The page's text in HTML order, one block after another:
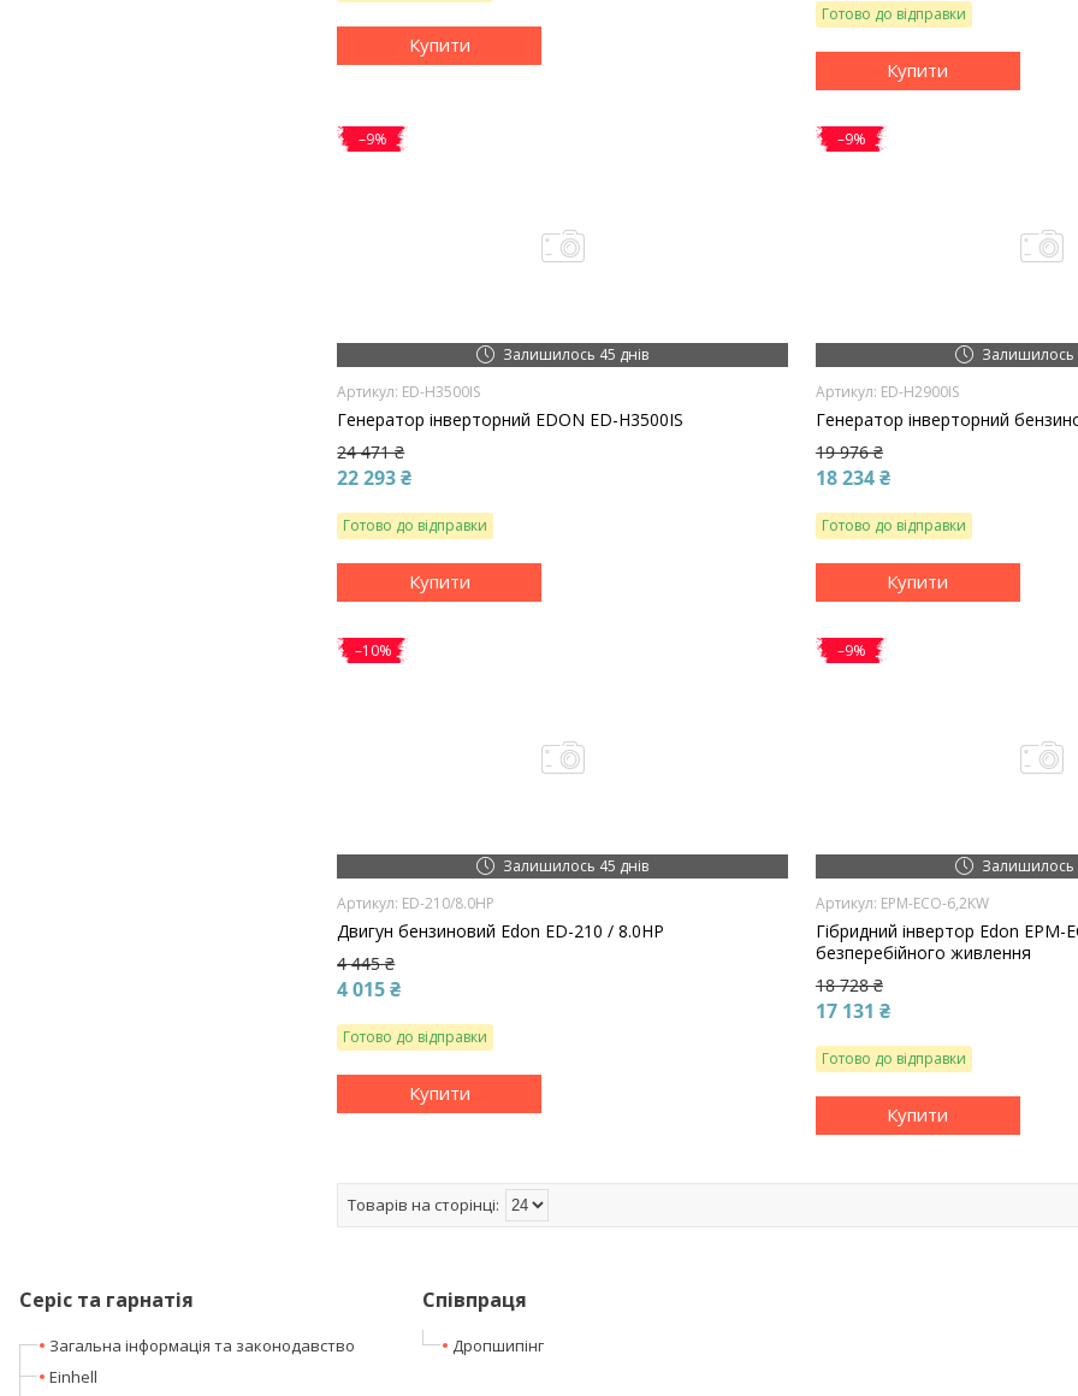
Купити
Готово до відправки
Купити
–9%
Залишилось 45 днів
ED-H3500IS
Генератор інверторний EDON ED-H3500IS
24 471 ₴
22 293 ₴
Готово до відправки
Купити
–9%
Залишилось
ED-H2900IS
Генератор інверторний
19 976 ₴
18 234 ₴
Готово до відправки
Купити
–10%
Залишилось 45 днів
ED-210/8.0HP
Двигун бензиновий Edon ED-210 / 8.0HP
4 445 ₴
4 015 ₴
Готово до відправки
Купити
–9%
Залишилось
EPM-ECO-6,2KW
Гібридний інвертор Edon
безперебійного живлення
18 728 ₴
17 131 ₴
Готово до відправки
Купити
Серіс та гарнатія
Загальна інформація та законодавство
Einhell
Співпраця
Дропшипінг